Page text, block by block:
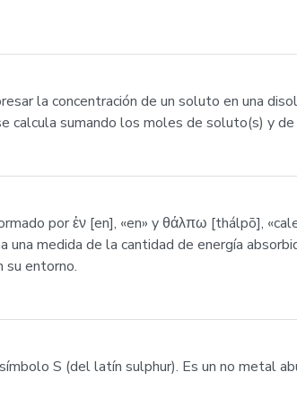
la concentración de un soluto en una
calcula sumando los moles de soluto(s) y
por ἐν [en], «en» y θάλπω [thálpō],
medida de la cantidad de energía
su entorno.
S (del latín sulphur). Es un no metal